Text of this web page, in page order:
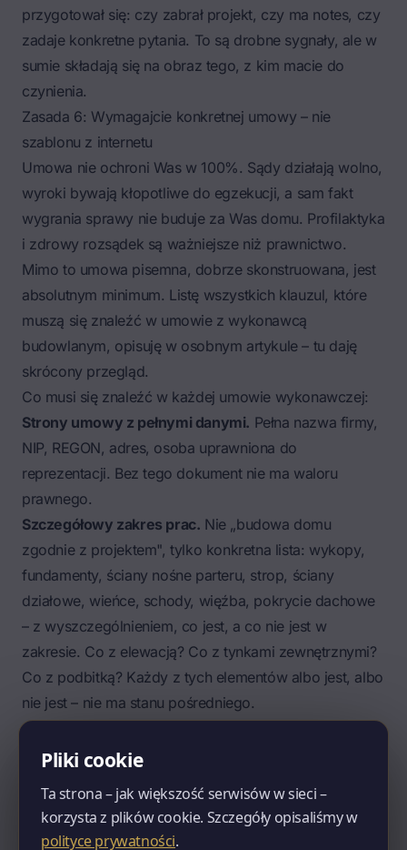
przygotował się: czy zabrał projekt, czy ma notes, czy
zadaje konkretne pytania. To są drobne sygnały, ale w
sumie składają się na obraz tego, z kim macie do
czynienia.
Zasada 6: Wymagajcie konkretnej umowy – nie
szablonu z internetu
Umowa nie ochroni Was w 100%. Sądy działają wolno,
wyroki bywają kłopotliwe do egzekucji, a sam fakt
wygrania sprawy nie buduje za Was domu. Profilaktyka
i zdrowy rozsądek są ważniejsze niż prawnictwo.
Mimo to umowa pisemna, dobrze skonstruowana, jest
absolutnym minimum. Listę wszystkich klauzul, które
muszą się znaleźć w umowie z wykonawcą
budowlanym, opisuję w osobnym artykule – tu daję
skrócony przegląd.
Co musi się znaleźć w każdej umowie wykonawczej:
Strony umowy z pełnymi danymi. Pełna nazwa firmy,
NIP, REGON, adres, osoba uprawniona do
reprezentacji. Bez tego dokument nie ma waloru
prawnego.
Szczegółowy zakres prac. Nie „budowa domu
zgodnie z projektem", tylko konkretna lista: wykopy,
fundamenty, ściany nośne parteru, strop, ściany
działowe, wieńce, schody, więźba, pokrycie dachowe
– z wyszczególnieniem, co jest, a co nie jest w
zakresie. Co z elewacją? Co z tynkami zewnętrznymi?
Co z podbitką? Każdy z tych elementów albo jest, albo
nie jest – nie ma stanu pośredniego.
Specyfikacja materiałów.
Konkretne marki i parametry,
nie ogólniki. „Dachówka ceramiczna" to nie
Y w kolorze Z, ilość zgodna z projektem dachu" to
specyfikacja. Ten sam poziom precyzji dotyczy
Pliki cookie
Ta strona – jak większość serwisów w sieci –
korzysta z plików cookie. Szczegóły opisaliśmy w
polityce prywatności.